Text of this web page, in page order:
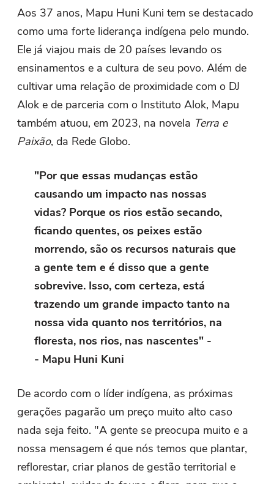
Aos 37 anos, Mapu Huni Kuni tem se destacado
como uma forte liderança indígena pelo mundo.
Ele já viajou mais de 20 países levando os
ensinamentos e a cultura de seu povo. Além de
cultivar uma relação de proximidade com o DJ
Alok e de parceria com o Instituto Alok, Mapu
também atuou, em 2023, na novela Terra e
Paixão, da Rede Globo.
"Por que essas mudanças estão
causando um impacto nas nossas
vidas? Porque os rios estão secando,
ficando quentes, os peixes estão
morrendo, são os recursos naturais que
a gente tem e é disso que a gente
sobrevive. Isso, com certeza, está
trazendo um grande impacto tanto na
nossa vida quanto nos territórios, na
floresta, nos rios, nas nascentes" -
- Mapu Huni Kuni
De acordo com o líder indígena, as próximas
gerações pagarão um preço muito alto caso
nada seja feito. "A gente se preocupa muito e a
nossa mensagem é que nós temos que plantar,
reflorestar, criar planos de gestão territorial e